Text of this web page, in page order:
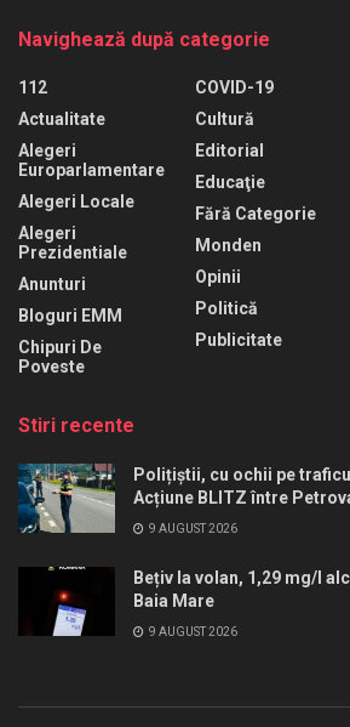
Navighează după categorie
112
Actualitate
Alegeri
Europarlamentare
Alegeri Locale
Alegeri
Prezidentiale
Anunturi
Bloguri EMM
Chipuri De
Poveste
COVID-19
Cultură
Editorial
Educaţie
Fără Categorie
Monden
Opinii
Politică
Publicitate
Stiri recente
Polițiștii, cu ochii pe
Acțiune BLITZ între
9 AUGUST 2026
Bețiv la volan, 1,29 mg/l
Baia Mare
9 AUGUST 2026